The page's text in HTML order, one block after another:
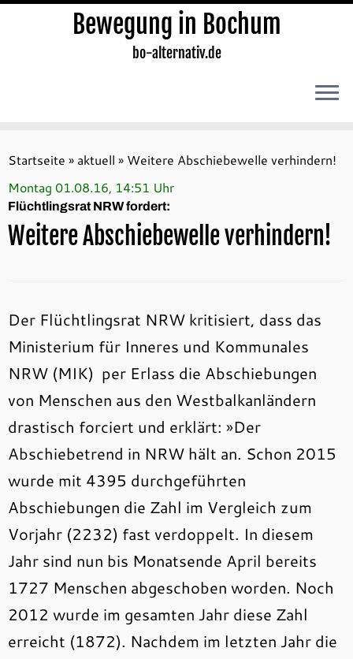
Inhalt
springen
Bewegung in Bochum
bo-alternativ.de
Startseite » aktuell » Weitere Abschiebewelle verhindern!
Montag 01.08.16, 14:51 Uhr
Flüchtlingsrat NRW fordert:
Weitere Abschiebewelle verhindern!
Der Flüchtlingsrat NRW kritisiert, dass das
Ministerium für Inneres und Kommunales
NRW (MIK) per Erlass die Abschiebungen
von Menschen aus den Westbalkanländern
drastisch forciert und erklärt: »Der
Abschiebetrend in NRW hält an. Schon 2015
wurde mit 4395 durchgeführten
Abschiebungen die Zahl im Vergleich zum
Vorjahr (2232) fast verdoppelt. In diesem
Jahr sind nun bis Monatsende April bereits
1727 Menschen abgeschoben worden. Noch
2012 wurde im gesamten Jahr diese Zahl
erreicht (1872). Nachdem im letzten Jahr die